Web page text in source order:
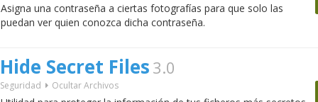
Asigna una contraseña a ciertas fotografías para que solo las
puedan ver quien conozca dicha contraseña.
Hide Secret Files 3.0
Seguridad Ocultar Archivos